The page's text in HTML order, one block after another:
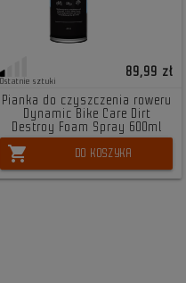
Ostatnie sztuki
89,99 zł
Pianka do czyszczenia roweru
Dynamic Bike Care Dirt
Destroy Foam Spray 600ml
shopping_cart DO KOSZYKA